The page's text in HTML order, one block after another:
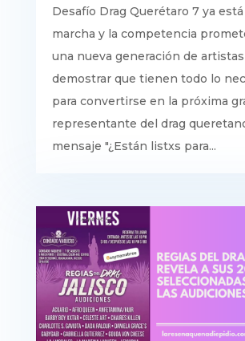
Desafío Drag Querétaro 7 ya
marcha y la competencia
una nueva generación de
demostrar que tienen todo lo
para convertirse en la próxima
representante del drag
mensaje "¿Están listxs para...